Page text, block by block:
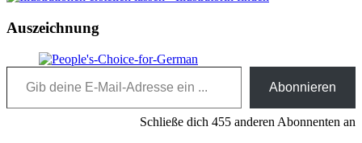
Auszeichnung
Gib deine E-Mail-Adresse ein ...
Abonnieren
Schließe dich 455 anderen Abonnenten an